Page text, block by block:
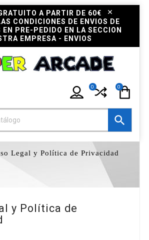
A PARTIR DE 60€
CONDICIONES DE ENVIOS DE
EN PRE-PEDIDO EN LA SECCION
EMPRESA - ENVIOS
0
0

Legal y Política de Privacidad
y Política de